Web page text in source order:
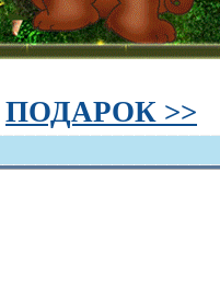
ПОДАРОК >>